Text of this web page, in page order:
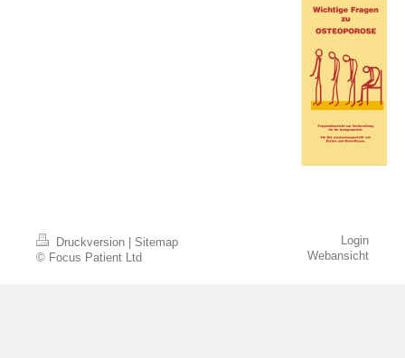
Druckversion
Sitemap
© Focus Patient Ltd
Login
Webansicht